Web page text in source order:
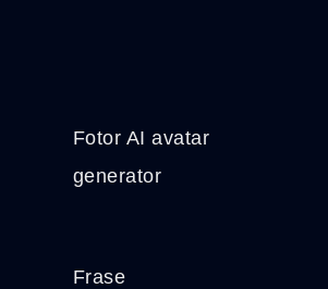
Fotor AI avatar
generator
Frase